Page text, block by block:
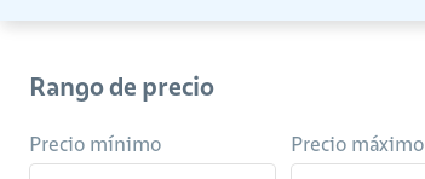
Rango de precio
Precio mínimo Precio máximo